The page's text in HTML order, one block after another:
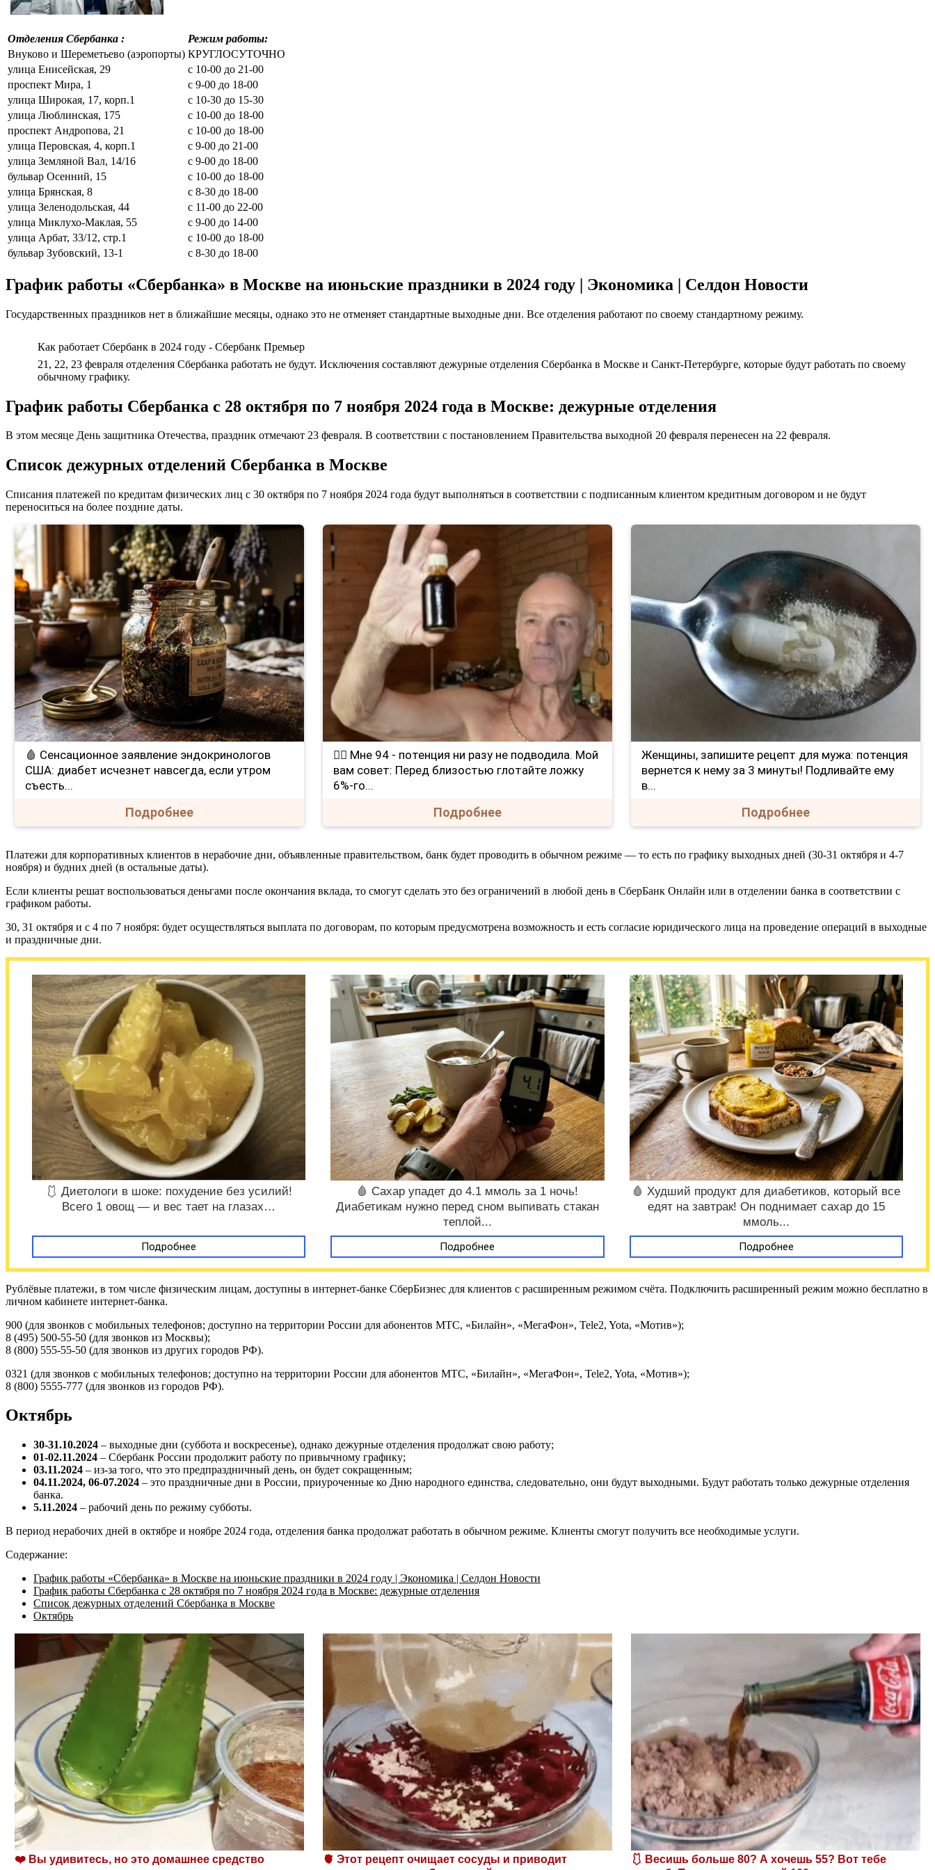
Отделения Сбербанка :
Режим работы:
Внуково и Шереметьево (аэропорты) КРУГЛОСУТОЧНО
улица Енисейская, 29
с 10-00 до 21-00
проспект Мира, 1
с 9-00 до 18-00
улица Широкая, 17, корп.1
с 10-30 до 15-30
улица Люблинская, 175
с 10-00 до 18-00
проспект Андропова, 21
с 10-00 до 18-00
улица Перовская, 4, корп.1
с 9-00 до 21-00
улица Земляной Вал, 14/16
с 9-00 до 18-00
бульвар Осенний, 15
с 10-00 до 18-00
улица Брянская, 8
с 8-30 до 18-00
улица Зеленодольская, 44
с 11-00 до 22-00
улица Миклухо-Маклая, 55
с 9-00 до 14-00
улица Арбат, 33/12, стр.1
с 10-00 до 18-00
бульвар Зубовский, 13-1
с 8-30 до 18-00
График работы «Сбербанка» в Москве на июньские праздники в 2024 году | Экономика | Селдон Новости
Государственных праздников нет в ближайшие месяцы, однако это не отменяет стандартные выходные дни. Все отделения работают по своему стандартному режиму.
Как работает Сбербанк в 2024 году - Сбербанк Премьер
21, 22, 23 февраля отделения Сбербанка работать не будут. Исключения составляют дежурные отделения Сбербанка в Москве и Санкт-Петербурге, которые будут работать по своему
обычному графику.
График работы Сбербанка с 28 октября по 7 ноября 2024 года в Москве: дежурные отделения
В этом месяце День защитника Отечества, праздник отмечают 23 февраля. В соответствии с постановлением Правительства выходной 20 февраля перенесен на 22 февраля.
Список дежурных отделений Сбербанка в Москве
Списания платежей по кредитам физических лиц с 30 октября по 7 ноября 2024 года будут выполняться в соответствии с подписанным клиентом кредитным договором и не будут
переноситься на более поздние даты.
🩸 Сенсационное заявление эндокринологов
США: диабет исчезнет навсегда, если утром
съесть...
Подробнее
❤️‍🔥 Мне 94 - потенция ни разу не подводила. Мой
вам совет: Перед близостью глотайте ложку
6%-го...
Подробнее
Женщины, запишите рецепт для мужа: потенция
вернется к нему за 3 минуты! Подливайте ему
в...
Подробнее
Платежи для корпоративных клиентов в нерабочие дни, объявленные правительством, банк будет проводить в обычном режиме — то есть по графику выходных дней (30-31 октября и 4-7
ноября) и будних дней (в остальные даты).
Если клиенты решат воспользоваться деньгами после окончания вклада, то смогут сделать это без ограничений в любой день в СберБанк Онлайн или в отделении банка в соответствии с
графиком работы.
30, 31 октября и с 4 по 7 ноября: будет осуществляться выплата по договорам, по которым предусмотрена возможность и есть согласие юридического лица на проведение операций в выходные
и праздничные дни.
🩱 Диетологи в шоке: похудение без усилий!
Всего 1 овощ — и вес тает на глазах…
Подробнее
🩸 Сахар упадет до 4.1 ммоль за 1 ночь!
Диабетикам нужно перед сном выпивать стакан
теплой...
Подробнее
🩸 Худший продукт для диабетиков, который все
едят на завтрак! Он поднимает сахар до 15
ммоль...
Подробнее
Рублёвые платежи, в том числе физическим лицам, доступны в интернет-банке СберБизнес для клиентов с расширенным режимом счёта. Подключить расширенный режим можно бесплатно в
личном кабинете интернет-банка.
900 (для звонков с мобильных телефонов; доступно на территории России для абонентов МТС, «Билайн», «МегаФон», Tele2, Yota, «Мотив»);
8 (495) 500-55-50 (для звонков из Москвы);
8 (800) 555-55-50 (для звонков из других городов РФ).
0321 (для звонков с мобильных телефонов; доступно на территории России для абонентов МТС, «Билайн», «МегаФон», Tele2, Yota, «Мотив»);
8 (800) 5555-777 (для звонков из городов РФ).
Октябрь
30-31.10.2024 – выходные дни (суббота и воскресенье), однако дежурные отделения продолжат свою работу;
01-02.11.2024 – Сбербанк России продолжит работу по привычному графику;
03.11.2024 – из-за того, что это предпраздничный день, он будет сокращенным;
04.11.2024, 06-07.2024 – это праздничные дни в России, приуроченные ко Дню народного единства, следовательно, они будут выходными. Будут работать только дежурные отделения
банка.
5.11.2024 – рабочий день по режиму субботы.
В период нерабочих дней в октябре и ноябре 2024 года, отделения банка продолжат работать в обычном режиме. Клиенты смогут получить все необходимые услуги.
Содержание:
График работы «Сбербанка» в Москве на июньские праздники в 2024 году | Экономика | Селдон Новости
График работы Сбербанка с 28 октября по 7 ноября 2024 года в Москве: дежурные отделения
Список дежурных отделений Сбербанка в Москве
Октябрь
❤️ Вы удивитесь, но это домашнее средство
🫀 Этот рецепт очищает сосуды и приводит
🩱 Весишь больше 80? А хочешь 55? Вот тебе